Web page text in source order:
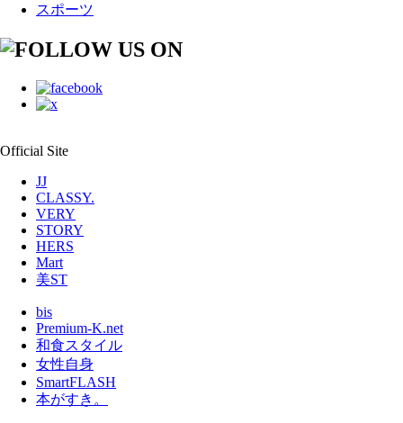
スポーツ
Official Site
JJ
CLASSY.
VERY
STORY
HERS
Mart
美ST
bis
Premium-K.net
和食スタイル
女性自身
SmartFLASH
本がすき。